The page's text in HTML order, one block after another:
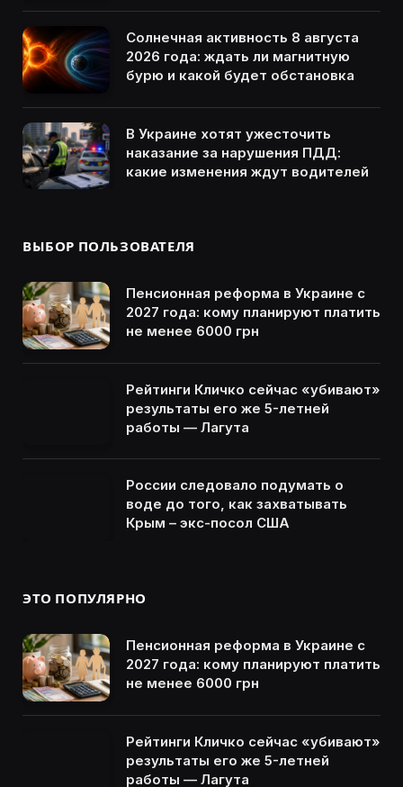
Солнечная активность 8 августа
2026 года: ждать ли магнитную
бурю и какой будет обстановка
В Украине хотят ужесточить
наказание за нарушения ПДД:
какие изменения ждут водителей
ВЫБОР ПОЛЬЗОВАТЕЛЯ
Пенсионная реформа в Украине с
2027 года: кому планируют платить
не менее 6000 грн
Рейтинги Кличко сейчас «убивают»
результаты его же 5-летней
работы — Лагута
России следовало подумать о
воде до того, как захватывать
Крым – экс-посол США
ЭТО ПОПУЛЯРНО
Пенсионная реформа в Украине с
2027 года: кому планируют платить
не менее 6000 грн
Рейтинги Кличко сейчас «убивают»
результаты его же 5-летней
работы — Лагута